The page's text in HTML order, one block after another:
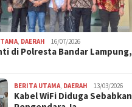
DAERAH 16/07/2026
di Polresta Bandar Lampung,
BERITA UTAMA DAERAH 13/03/2026
Kabel WiFi Diduga Sebabkan